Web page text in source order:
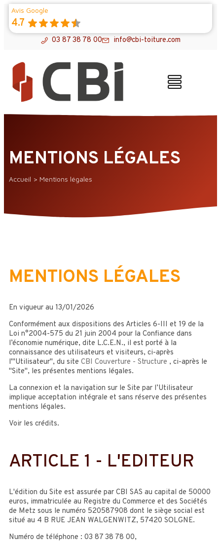
03 87 38 78 00 info@cbi-toiture.com
Avis Google
4.7
MENTIONS LÉGALES
Accueil > Mentions légales
MENTIONS LÉGALES
En vigueur au 13/01/2026
Conformément aux dispositions des Articles 6-III et 19 de la
Loi n°2004-575 du 21 juin 2004 pour la Confiance dans
l’économie numérique, dite L.C.E.N., il est porté à la
connaissance des utilisateurs et visiteurs, ci-après
l'"Utilisateur", du site CBI Couverture - Structure , ci-après le
"Site", les présentes mentions légales.
La connexion et la navigation sur le Site par l’Utilisateur
implique acceptation intégrale et sans réserve des présentes
mentions légales.
Voir les crédits.
Cacher les crédits
ARTICLE 1 - L'EDITEUR
L'édition du Site est assurée par CBI SAS au capital de 50000
euros, immatriculée au Registre du Commerce et des Sociétés
de Metz sous le numéro 520587908 dont le siège social est
situé au 4 B RUE JEAN WALGENWITZ, 57420 SOLGNE.
Numéro de téléphone : 03 87 38 78 00,